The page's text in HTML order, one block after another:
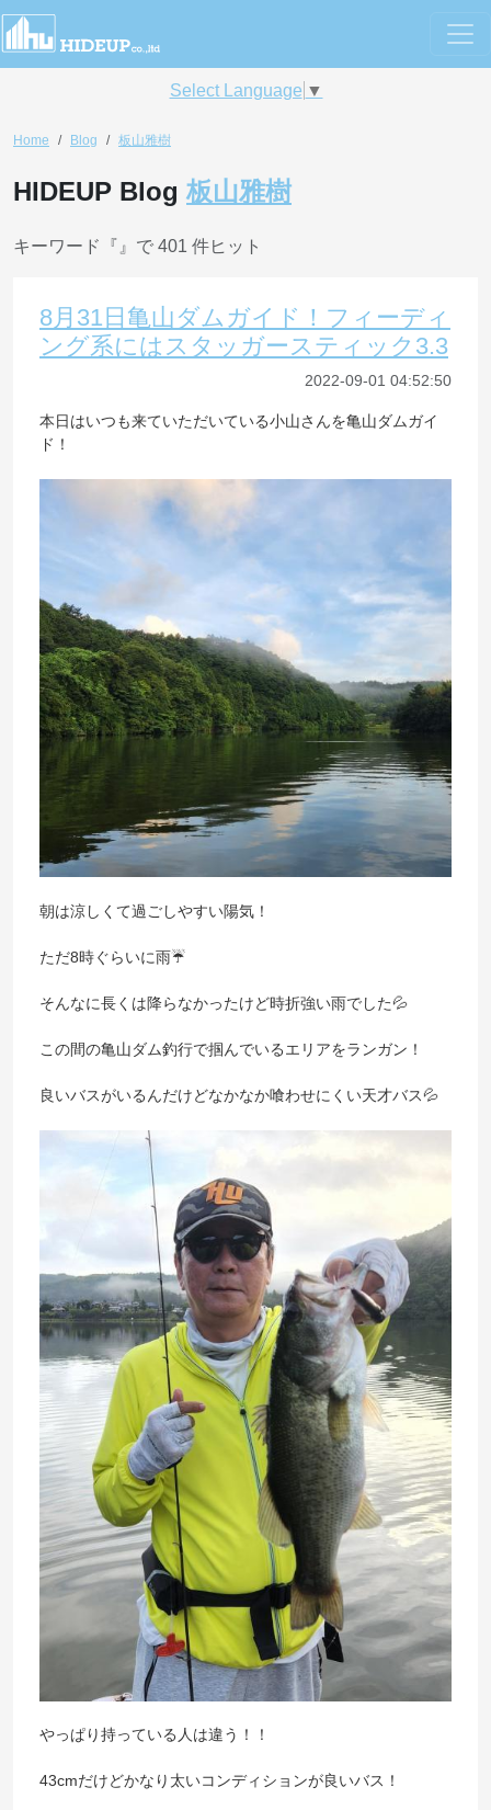
Select Language ▼
Home Blog 板山雅樹
HIDEUP Blog 板山雅樹
キーワード『 』で 401 件ヒット
8月31日亀山ダムガイド！フィーディ
ング系にはスタッガースティック3.3
2022-09-01 04:52:50
本日はいつも来ていただいている小山さんを亀山ダムガイ
ド！
朝は涼しくて過ごしやすい陽気！
ただ8時ぐらいに雨☔
そんなに長くは降らなかったけど時折強い雨でした💦
この間の亀山ダム釣行で掴んでいるエリアをランガン！
良いバスがいるんだけどなかなか喰わせにくい天才バス💦
やっぱり持っている人は違う！！
43cmだけどかなり太いコンディションが良いバス！